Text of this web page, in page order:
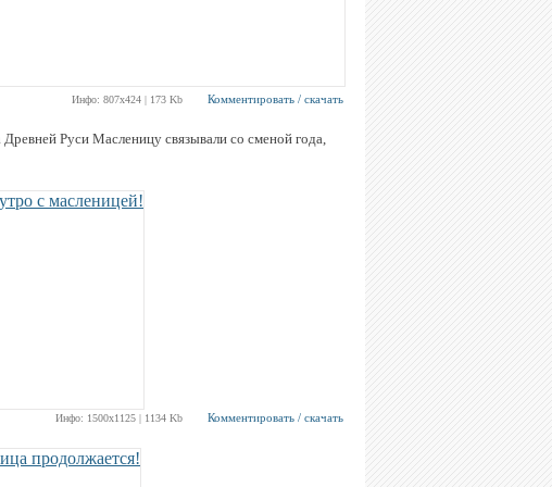
Инфо: 807х424 | 173 Kb Комментировать / скачать
Руси Масленицу связывали со сменой года,
Инфо: 1500х1125 | 1134 Kb Комментировать / скачать